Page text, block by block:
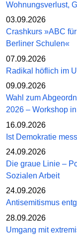
Wohnungsverlust,
03.09.2026
Crashkurs »ABC
Berliner Schulen«
07.09.2026
Radikal höflich im
09.09.2026
Wahl zum
2026 – Workshop
16.09.2026
Ist Demokratie
24.09.2026
Die graue Linie –
Sozialen Arbeit
24.09.2026
Antisemitismus
28.09.2026
Umgang mit